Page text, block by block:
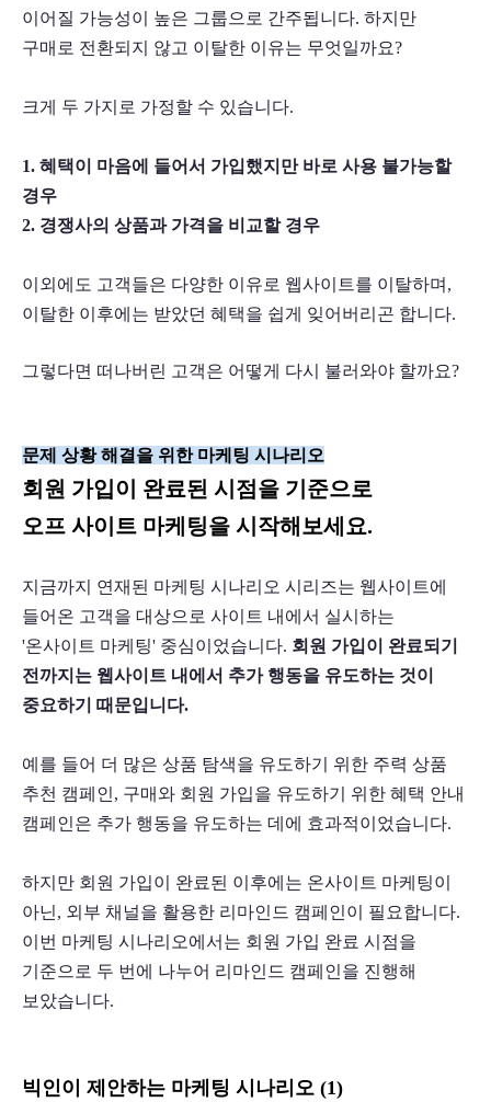
이어질 가능성이 높은 그룹으로 간주됩니다. 하지만
구매로 전환되지 않고 이탈한 이유는 무엇일까요?
크게 두 가지로 가정할 수 있습니다.
1. 혜택이 마음에 들어서 가입했지만 바로 사용 불가능할
경우
2. 경쟁사의 상품과 가격을 비교할 경우
이외에도 고객들은 다양한 이유로 웹사이트를 이탈하며,
이탈한 이후에는 받았던 혜택을 쉽게 잊어버리곤 합니다.
그렇다면 떠나버린 고객은 어떻게 다시 불러와야 할까요?
문제 상황 해결을 위한 마케팅 시나리오
회원 가입이 완료된 시점을 기준으로
오프 사이트 마케팅을 시작해보세요.
지금까지 연재된 마케팅 시나리오 시리즈는 웹사이트에
들어온 고객을 대상으로 사이트 내에서 실시하는
'온사이트 마케팅' 중심이었습니다. 회원 가입이 완료되기
전까지는 웹사이트 내에서 추가 행동을 유도하는 것이
중요하기 때문입니다.
예를 들어 더 많은 상품 탐색을 유도하기 위한 주력 상품
추천 캠페인, 구매와 회원 가입을 유도하기 위한 혜택 안내
캠페인은 추가 행동을 유도하는 데에 효과적이었습니다.
하지만 회원 가입이 완료된 이후에는 온사이트 마케팅이
아닌, 외부 채널을 활용한 리마인드 캠페인이 필요합니다.
이번 마케팅 시나리오에서는 회원 가입 완료 시점을
기준으로 두 번에 나누어 리마인드 캠페인을 진행해
보았습니다.
빅인이 제안하는 마케팅 시나리오 (1)